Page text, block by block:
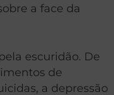
a face da
escuridão. De
de
a depressão